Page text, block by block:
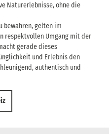
Naturerlebnisse, ohne die
bewahren, gelten im
respektvollen Umgang mit der
gerade dieses
und Erlebnis den
authentisch und